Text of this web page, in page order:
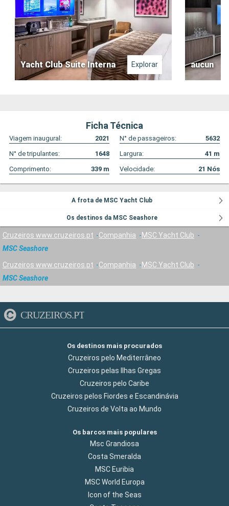
Yacht Club Suite Interna Explorar aucun
Ficha Técnica
Viagem inaugural: 2021 N° de passageiros:
5632
N° de tripulantes:
1648 Largura: 41 m
Comprimento:
339 m Velocidade: 21 Nós
A frota de MSC Yacht Club
Os destinos da MSC Seashore
Cruzeiros www.cruzeiros.pt Companhia
MSC Yacht Club
MSC Seashore
Cruzeiros www.cruzeiros.pt Companhia
MSC Yacht Club
MSC Seashore
CRUZEIROS.PT
Os destinos mais procurados
Cruzeiros pelo Mediterrâneo
Cruzeiros pelas Ilhas Gregas
Cruzeiros pelo Caribe
Cruzeiros pelos Fiordes e Escandinávia
Cruzeiros de Volta ao Mundo
Os barcos mais populares
Msc Grandiosa
Costa Smeralda
MSC Euribia
MSC World Europa
Icon of the Seas